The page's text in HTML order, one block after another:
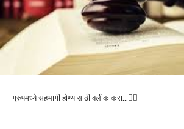
ग्रुपमध्ये सहभागी होण्यासाठी क्लीक करा…👆🏻